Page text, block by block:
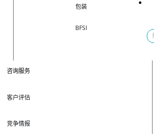
包装
BFSI
咨询服务
客户评估
竞争情报